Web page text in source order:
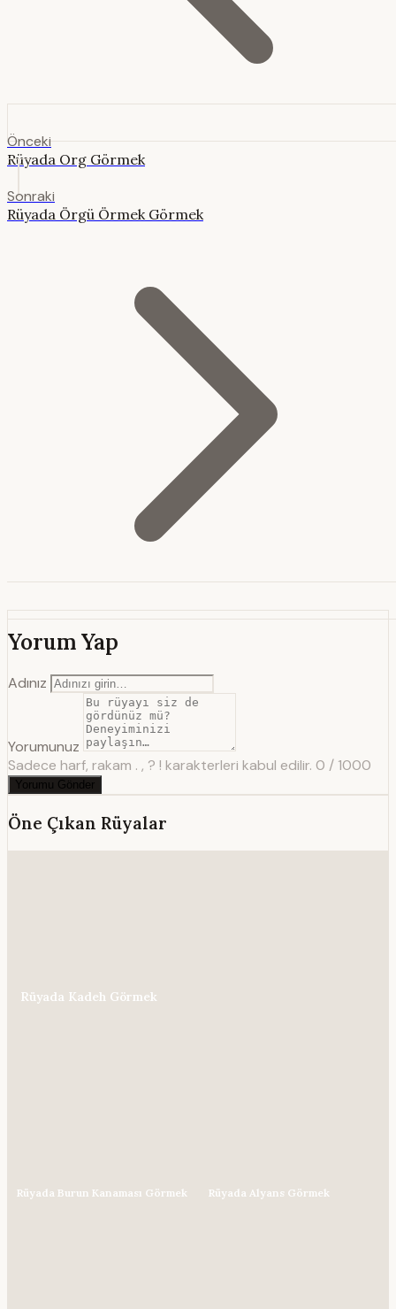
Önceki
Rüyada Org Görmek
Sonraki
Rüyada Örgü Örmek Görmek
Yorum Yap
Adınız
Yorumunuz
Sadece harf, rakam . , ? ! karakterleri kabul edilir. 0 / 1000
Yorumu Gönder
Öne Çıkan Rüyalar
Rüyada Kadeh Görmek
Rüyada Burun Kanaması Görmek Rüyada Alyans Görmek